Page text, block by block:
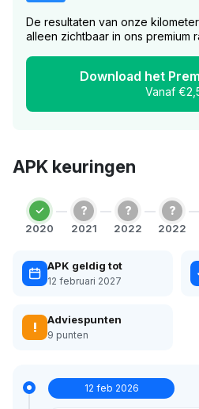
De resultaten van onze
alleen zichtbaar in ons premium
Download het
Vanaf
APK keuringen
2020
?
2021
?
2022
?
2022
APK geldig tot
12 februari 2027
! Adviespunten
9 punten
12 feb 2026